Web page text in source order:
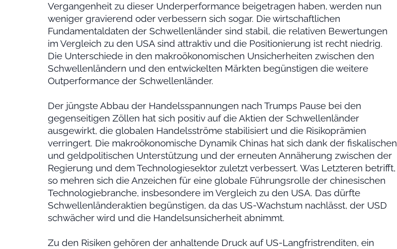
Vergangenheit zu dieser Underperformance beigetragen haben, werden nun
weniger gravierend oder verbessern sich sogar. Die wirtschaftlichen
Fundamentaldaten der Schwellenländer sind stabil, die relativen Bewertungen
im Vergleich zu den USA sind attraktiv und die Positionierung ist recht niedrig.
Die Unterschiede in den makroökonomischen Unsicherheiten zwischen den
Schwellenländern und den entwickelten Märkten begünstigen die weitere
Outperformance der Schwellenländer.
Der jüngste Abbau der Handelsspannungen nach Trumps Pause bei den
gegenseitigen Zöllen hat sich positiv auf die Aktien der Schwellenländer
ausgewirkt, die globalen Handelsströme stabilisiert und die Risikoprämien
verringert. Die makroökonomische Dynamik Chinas hat sich dank der fiskalischen
und geldpolitischen Unterstützung und der erneuten Annäherung zwischen der
Regierung und dem Technologiesektor zuletzt verbessert. Was Letzteren betrifft,
so mehren sich die Anzeichen für eine globale Führungsrolle der chinesischen
Technologiebranche, insbesondere im Vergleich zu den USA. Das dürfte
Schwellenländeraktien begünstigen, da das US-Wachstum nachlässt, der USD
schwächer wird und die Handelsunsicherheit abnimmt.
Zu den Risiken gehören der anhaltende Druck auf US-Langfristrenditen, ein